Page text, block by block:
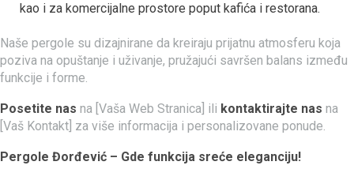
kao i za komercijalne prostore poput kafića i restorana.
Naše pergole su dizajnirane da kreiraju prijatnu atmosferu koja
poziva na opuštanje i uživanje, pružajući savršen balans između
funkcije i forme.
Posetite nas na [Vaša Web Stranica] ili kontaktirajte nas na
[Vaš Kontakt] za više informacija i personalizovane ponude.
Pergole Đorđević – Gde funkcija sreće eleganciju!